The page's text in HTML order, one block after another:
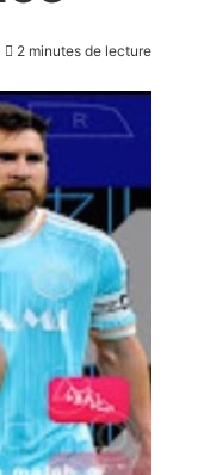
2 minutes de lecture